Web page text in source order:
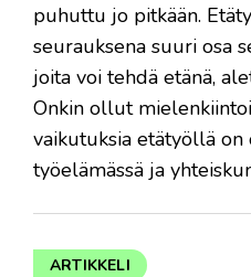
puhuttu jo pitkään.
seurauksena suuri osa
joita voi tehdä etänä,
Onkin ollut
vaikutuksia etätyöllä
työelämässä ja
ARTIKKELI